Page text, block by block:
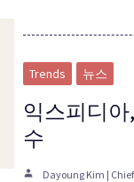
Trends 뉴스
익스피디아
수
Dayoung Kim |